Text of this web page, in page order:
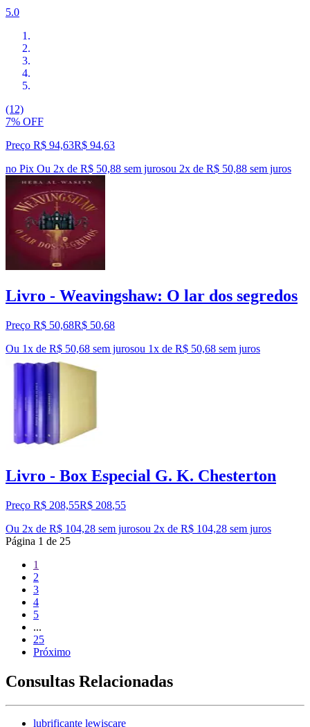
5.0
(12)
7% OFF
Preço R$ 94,63R$ 94,63
no Pix Ou 2x de R$ 50,88 sem jurosou 2x de R$ 50,88 sem juros
Livro - Weavingshaw: O lar dos segredos
Preço R$ 50,68R$ 50,68
Ou 1x de R$ 50,68 sem jurosou 1x de R$ 50,68 sem juros
Livro - Box Especial G. K. Chesterton
Preço R$ 208,55R$ 208,55
Ou 2x de R$ 104,28 sem jurosou 2x de R$ 104,28 sem juros
Página 1 de 25
1
2
3
4
5
...
25
Próximo
Consultas Relacionadas
lubrificante lewiscare